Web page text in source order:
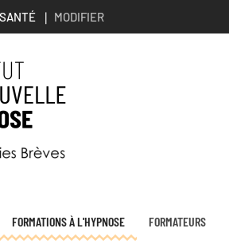
∣ MODIFIER
FORMATIONS À L'HYPNOSE FORMATEURS